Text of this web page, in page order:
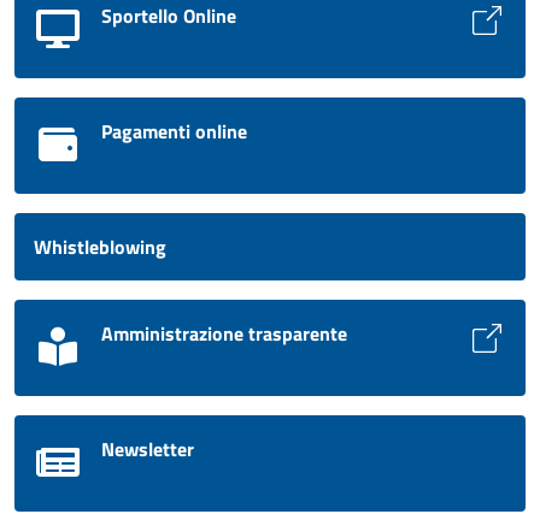
Sportello Online
Pagamenti online
Whistleblowing
Amministrazione trasparente
Newsletter